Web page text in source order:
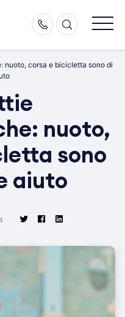
nuoto, corsa e bicicletta sono di
nuoto,
sono
aiuto